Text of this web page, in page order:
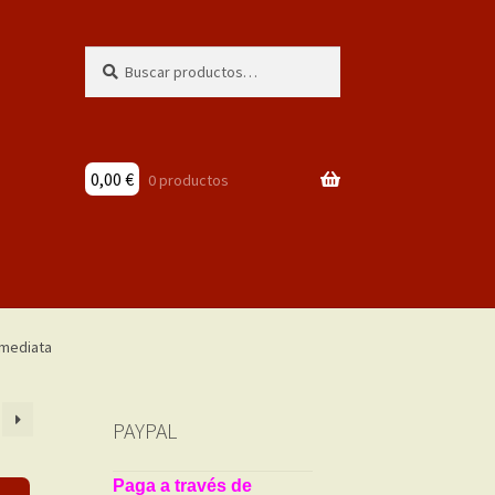
por:
0,00 € 0 productos
PAYPAL
Paga a través de